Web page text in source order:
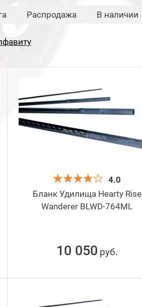
Сбросить Подобрать
Распродажа В наличии
4.0
Бланк Удилища Hearty Rise
Wanderer BLWD-764ML
10 050 руб.